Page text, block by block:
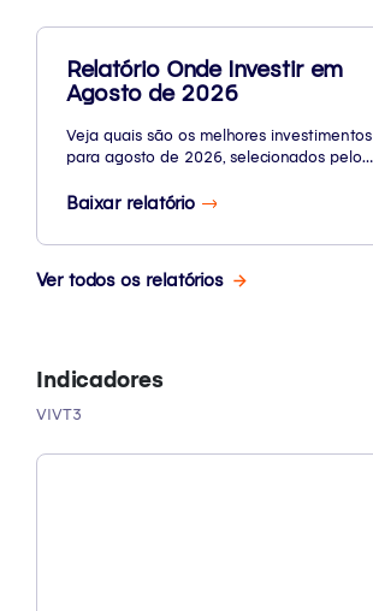
Relatório Onde Investir em
Agosto de 2026
Veja quais são os melhores investimentos
para agosto de 2026, selecionados pelo
Baixar relatório
Ver todos os relatórios
Indicadores
VIVT3